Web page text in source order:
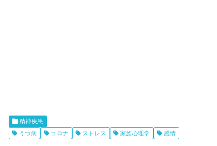
精神疾患
うつ病
コロナ ストレス 家族心理学 感情